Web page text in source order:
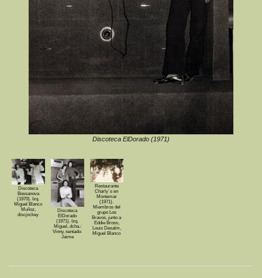
Discoteca ElDorado (1971)
Discoteca
Bossanova
(1970). Izq.
Miguel Blanco
Muñoz,
discjockey
Discoteca
ElDorado
(1971). Izq.
Miguel, dcha.:
Vinny, sentado:
Jaime
Restaurante
Charly´s en
Montemar
(1971).
Miembros del
grupo Los
Bravos, junto a
Eddie Bross,
Louis Desalm,
Miguel Blanco